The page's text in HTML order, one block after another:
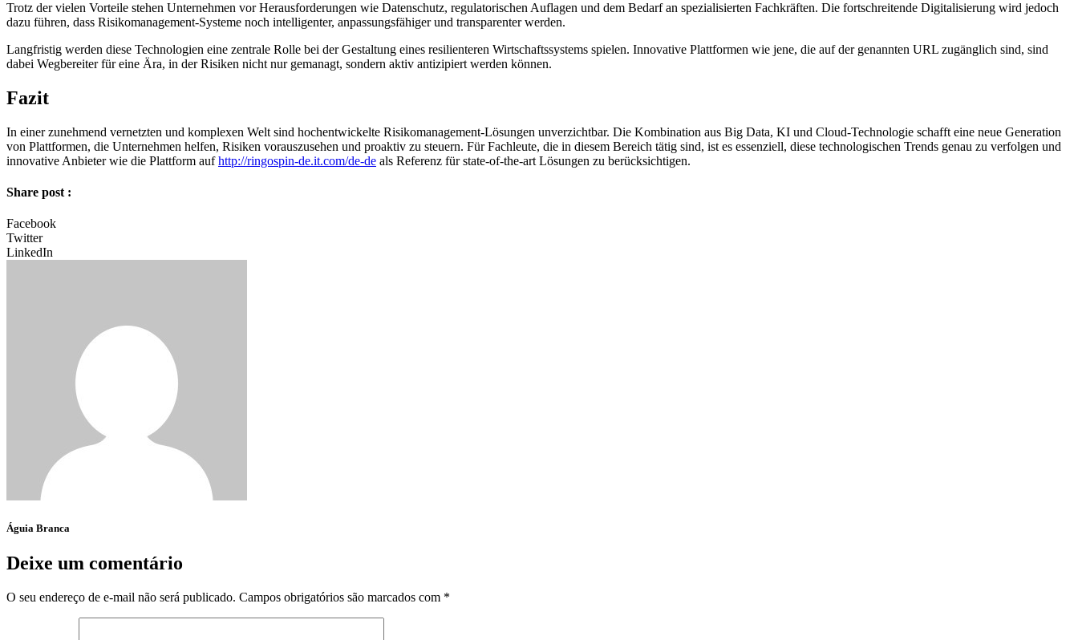
Trotz der vielen Vorteile stehen Unternehmen vor Herausforderungen wie Datenschutz, regulatorischen Auflagen und dem Bedarf an spezialisierten Fachkräften. Die fortschreitende Digitalisierung wird jedoch
dazu führen, dass Risikomanagement-Systeme noch intelligenter, anpassungsfähiger und transparenter werden.
Langfristig werden diese Technologien eine zentrale Rolle bei der Gestaltung eines resilienteren Wirtschaftssystems spielen. Innovative Plattformen wie jene, die auf der genannten URL zugänglich sind, sind
dabei Wegbereiter für eine Ära, in der Risiken nicht nur gemanagt, sondern aktiv antizipiert werden können.
Fazit
In einer zunehmend vernetzten und komplexen Welt sind hochentwickelte Risikomanagement-Lösungen unverzichtbar. Die Kombination aus Big Data, KI und Cloud-Technologie schafft eine neue Generation
von Plattformen, die Unternehmen helfen, Risiken vorauszusehen und proaktiv zu steuern. Für Fachleute, die in diesem Bereich tätig sind, ist es essenziell, diese technologischen Trends genau zu verfolgen und
innovative Anbieter wie die Plattform aufhttp://ringospin-de.it.com/de-de als Referenz für state-of-the-art Lösungen zu berücksichtigen.
Share post :
Facebook
Twitter
LinkedIn
Águia Branca
Deixe um comentário
O seu endereço de e-mail não será publicado. Campos obrigatórios são marcados com *